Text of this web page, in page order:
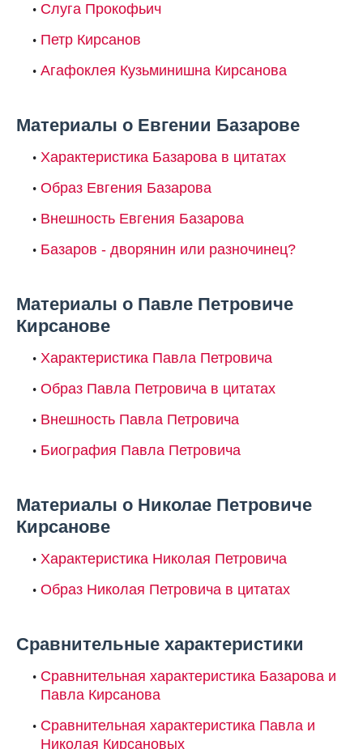
Слуга Прокофьич
Петр Кирсанов
Агафоклея Кузьминишна Кирсанова
Материалы о Евгении Базарове
Характеристика Базарова в цитатах
Образ Евгения Базарова
Внешность Евгения Базарова
Базаров - дворянин или разночинец?
Материалы о Павле Петровиче
Кирсанове
Характеристика Павла Петровича
Образ Павла Петровича в цитатах
Внешность Павла Петровича
Биография Павла Петровича
Материалы о Николае Петровиче
Кирсанове
Характеристика Николая Петровича
Образ Николая Петровича в цитатах
Сравнительные характеристики
Сравнительная характеристика Базарова и
Павла Кирсанова
Сравнительная характеристика Павла и
Николая Кирсановых